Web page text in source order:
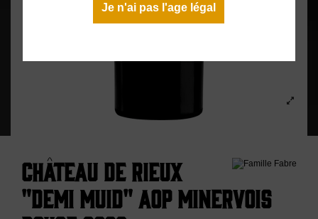
Je n'ai pas l'age légal
Château de Rieux
"Demi muid" AOP Minervois